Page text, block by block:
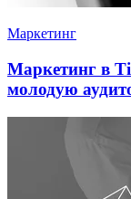
Маркетинг
Маркетинг в
молодую